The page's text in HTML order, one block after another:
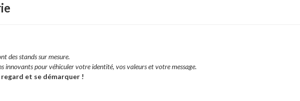
des stands sur mesure.
innovants pour véhiculer votre identité, vos valeurs et votre message.
et se démarquer !